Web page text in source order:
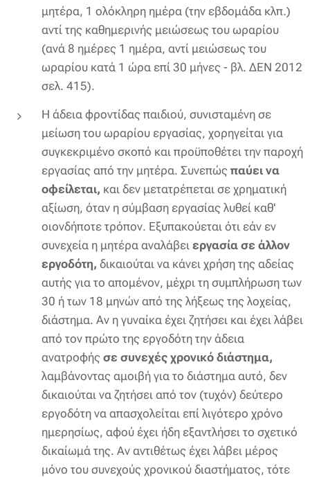
μητέρα, 1 ολόκληρη ημέρα (την εβδομάδα κλπ.)
αντί της καθημερινής μειώσεως του ωραρίου
(ανά 8 ημέρες 1 ημέρα, αντί μειώσεως του
ωραρίου κατά 1 ώρα επί 30 μήνες - βλ. ΔΕΝ 2012
σελ. 415).
Η άδεια φροντίδας παιδιού, συνισταμένη σε
μείωση του ωραρίου εργασίας, χορηγείται για
συγκεκριμένο σκοπό και προϋποθέτει την παροχή
εργασίας από την μητέρα. Συνεπώς παύει να
οφείλεται, και δεν μετατρέπεται σε χρηματική
αξίωση, όταν η σύμβαση εργασίας λυθεί καθ'
οιονδήποτε τρόπον. Εξυπακούεται ότι εάν εν
συνεχεία η μητέρα αναλάβει εργασία σε άλλον
εργοδότη, δικαιούται να κάνει χρήση της αδείας
αυτής για το απομένον, μέχρι τη συμπλήρωση των
30 ή των 18 μηνών από της λήξεως της λοχείας,
διάστημα. Αν η γυναίκα έχει ζητήσει και έχει λάβει
από τον πρώτο της εργοδότη την άδεια
ανατροφής σε συνεχές χρονικό διάστημα,
λαμβάνοντας αμοιβή για το διάστημα αυτό, δεν
δικαιούται να ζητήσει από τον (τυχόν) δεύτερο
εργοδότη να απασχολείται επί λιγότερο χρόνο
ημερησίως, αφού έχει ήδη εξαντλήσει το σχετικό
δικαίωμά της. Αν αντιθέτως έχει λάβει μέρος
μόνο του συνεχούς χρονικού διαστήματος, τότε